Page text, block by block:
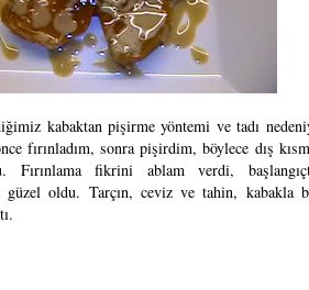
kabaktan pişirme yöntemi ve tadı
fırınladım, sonra pişirdim, böylece dış
fikrini ablam verdi,
güzel oldu. Tarçın, ceviz ve tahin, kabakla